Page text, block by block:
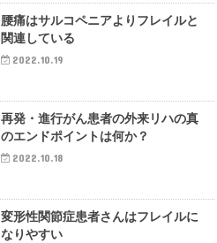
腰痛はサルコペニアよりフレイルと
関連している
2022.10.19
再発・進行がん患者の外来リハの真
のエンドポイントは何か？
2022.10.18
変形性関節症患者さんはフレイルに
なりやすい